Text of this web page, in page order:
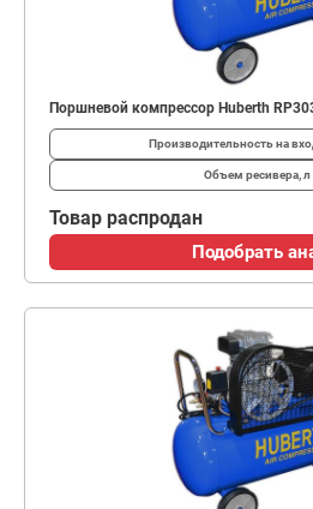
Поршневой компрессор Huberth
Производительность на
Объем ресивера, л
Товар распродан
Подобрать